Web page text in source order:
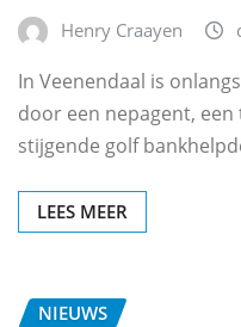
Henry Craayen
In Veenendaal is
door een nepagent,
stijgende golf
LEES MEER
NIEUWS